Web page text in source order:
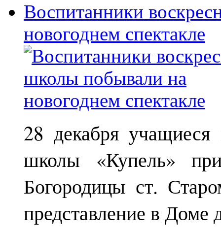
Воспитанники
новогоднем спектакле
28 декабря
школы «Купель»
Богородицы ст.
представление в Доме